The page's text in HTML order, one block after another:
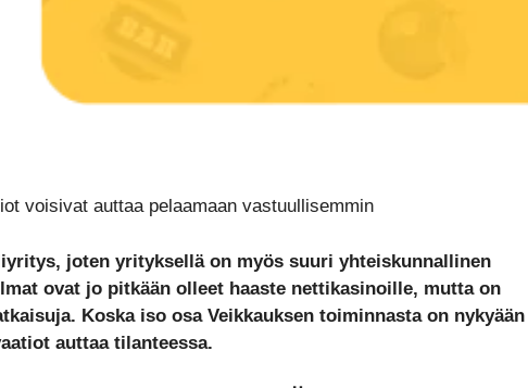
voisivat auttaa pelaamaan vastuullisemmin
joten yrityksellä on myös suuri yhteiskunnallinen
ovat jo pitkään olleet haaste nettikasinoille, mutta on
Koska iso osa Veikkauksen toiminnasta on nykyään
auttaa tilanteessa.